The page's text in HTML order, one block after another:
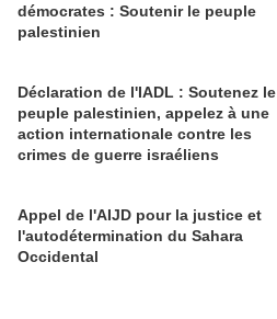
démocrates : Soutenir le peuple
palestinien
Déclaration de l'IADL : Soutenez le
peuple palestinien, appelez à une
action internationale contre les
crimes de guerre israéliens
Appel de l'AIJD pour la justice et
l'autodétermination du Sahara
Occidental